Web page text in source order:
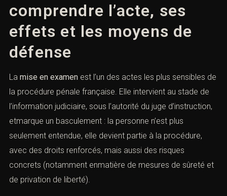
comprendre l’acte, ses
effets et les moyens de
défense
La mise en examen est l’un des actes les plus sensibles de
la procédure pénale française. Elle intervient au stade de
l’information judiciaire, sous l’autorité du juge d’instruction,
etmarque un basculement : la personne n’est plus
seulement entendue, elle devient partie à la procédure,
avec des droits renforcés, mais aussi des risques
concrets (notamment enmatière de mesures de sûreté et
de privation de liberté).